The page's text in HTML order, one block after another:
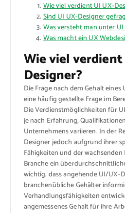
Wie viel verdient UI UX-
Sind UI UX-Designer
Was versteht man unter UI
Was macht ein UX
Wie viel
Designer?
Die Frage nach dem Gehalt
eine häufig gestellte Frage im
Die Verdienstmöglichkeiten für
je nach Erfahrung,
Unternehmens variieren. In der
Designer jedoch aufgrund ihrer
Fähigkeiten und der
Branche ein
wichtig, dass angehende UI/UX-
branchenübliche Gehälter
Verhandlungsfähigkeiten
angemessenes Gehalt für ihre